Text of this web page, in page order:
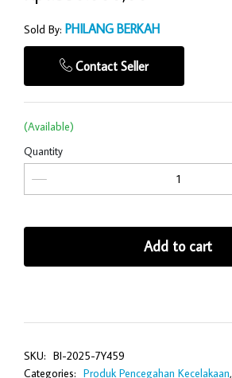
Sold By: PHILANG BERKAH
Contact Seller
(Available)
Quantity
Add to cart
SKU: BI-2025-7Y459
Categories: Produk Pencegahan Kecelakaan,